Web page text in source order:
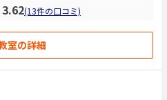
3.62(13件の口コミ)
室の詳細